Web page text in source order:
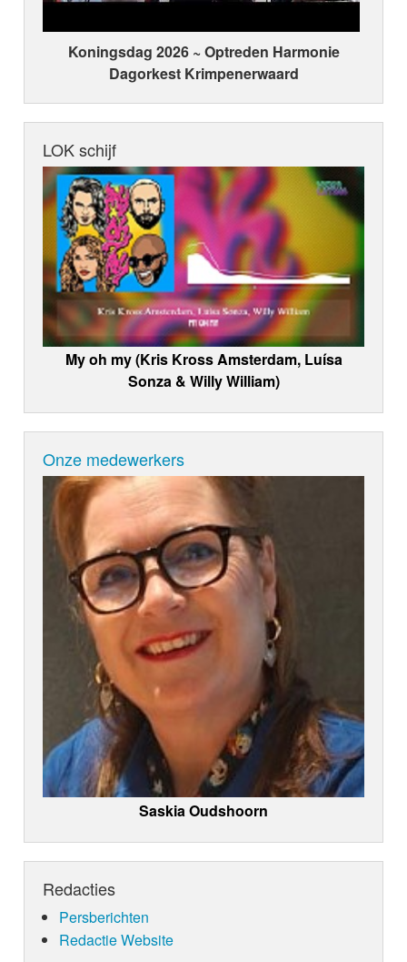
Koningsdag 2026 ~ Optreden Harmonie
Dagorkest Krimpenerwaard
LOK schijf
My oh my (Kris Kross Amsterdam, Luísa
Sonza & Willy William)
Onze medewerkers
Saskia Oudshoorn
Redacties
Persberichten
Redactie Website